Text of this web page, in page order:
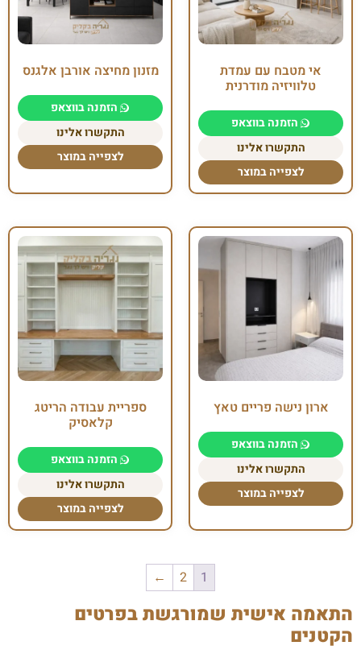
אי מטבח עם עמדת
טלוויזיה מודרנית
הזמנה בווצאפ
התקשרו אלינו
לצפייה במוצר
מזנון מחיצה אורבן אלגנס
הזמנה בווצאפ
התקשרו אלינו
לצפייה במוצר
ארון נישה פריים טאץ
הזמנה בווצאפ
התקשרו אלינו
לצפייה במוצר
ספריית עבודה הריטג
קלאסיק
הזמנה בווצאפ
התקשרו אלינו
לצפייה במוצר
1
2
←
התאמה אישית שמורגשת בפרטים
הקטנים